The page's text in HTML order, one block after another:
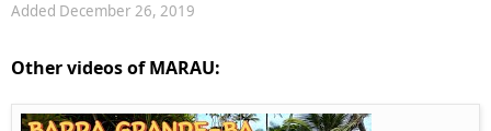
Added December 26, 2019
Other videos of MARAU: